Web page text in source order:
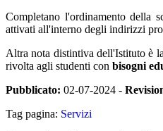
Completano l'ordinamento della
attivati all'interno degli indirizzi
Altra nota distintiva dell'Istituto è
rivolta agli studenti con bisogni
Pubblicato: 02-07-2024 -
Tag pagina: Servizi